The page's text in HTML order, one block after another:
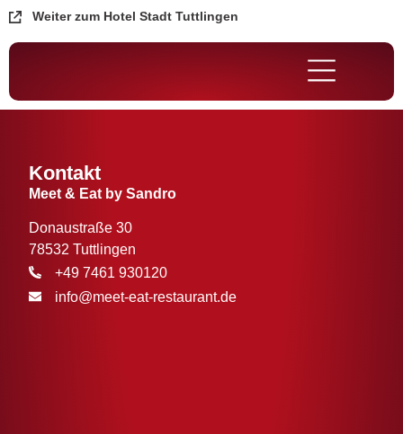
Weiter zum Hotel Stadt Tuttlingen
Kontakt
Meet & Eat by Sandro
Donaustraße 30
78532 Tuttlingen
+49 7461 930120
info@meet-eat-restaurant.de